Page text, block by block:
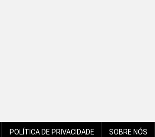
POLÍTICA DE PRIVACIDADE SOBRE NÓS